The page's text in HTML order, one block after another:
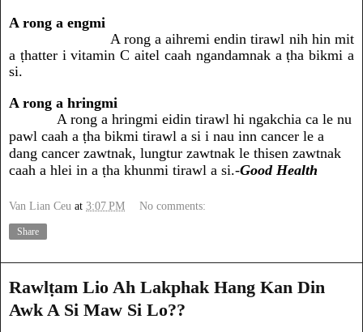
A rong a engmi
A rong a aihremi endin tirawl nih hin mit
a ṭhatter i vitamin C aitel caah ngandamnak a ṭha bikmi a
si.
A rong a hringmi
A rong a hringmi eidin tirawl hi ngakchia ca le nu
pawl caah a ṭha bikmi tirawl a si i nau inn cancer le a
dang cancer zawtnak, lungtur zawtnak le thisen zawtnak
caah a hlei in a ṭha khunmi tirawl a si.-Good Health
Van Lian Ceu at 3:07 PM No comments:
Share
Rawlṭam Lio Ah Lakphak Hang Kan Din
Awk A Si Maw Si Lo??